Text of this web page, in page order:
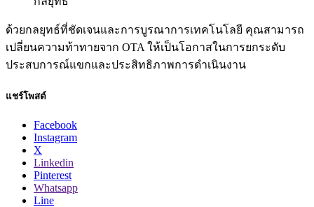
ด้วยกลยุทธ์ที่ชัดเจนและการบูรณาการเทคโนโลยี คุณสามารถ
เปลี่ยนความท้าทายจาก OTA ให้เป็นโอกาสในการยกระดับ
ประสบการณ์แขกและประสิทธิภาพการดำเนินงาน
แชร์โพสต์
Facebook
Instagram
X
Linkedin
Pinterest
Whatsapp
Line